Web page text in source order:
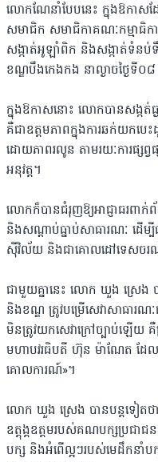
លោកណែនាំបែបនេះ ក្នុងឱក
សមាជិក សមាជិកាគណៈកម្មាធិក
សង្កាត់អូឡាំពិក និងសង្កាត់ទំន
ខណ្ឌបឹងកេងកង នាល្ងាចថ្ងៃទី០៨
ក្នុងឱកាសនោះ លោកបានសង្កត់ធ្
គឺជាឧត្ដមភាពក្នុងការឆក់យកបេះ
ដោយភាពរលូន តាមរយៈការផ្សព្
អនុវត្ត។
លោកក៏បានជំរុញឱ្យអាជ្ញាធរពាក់
និងសណ្តាប់ធ្នាប់សាធារណៈ ដើម្បី
ស៊ីវិល័យ និងជាគោលដៅទេសចរ
ជាមួយគ្នានេះ លោក ឃួង ស្រេង
និងខណ្ឌ ត្រូវបម្រើសេវាសាធារ
មិនត្រូវយកសេវាក្រៅច្បាប់ឡើយ
មហាបវរធិបតី ហ៊ុន ម៉ាណែត ដែលថ
គោលការណ៍»។
លោក ឃួង ស្រេង បានបន្តទៀត
ឧត្តុង្គឧត្តមរបស់គណបក្សប្រជា
បក្ស និងអំពើល្អៗរបស់មេដឹកនាំប